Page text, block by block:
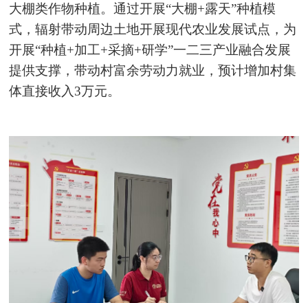
大棚类作物种植。通过开展“大棚+露天”种植模
式，辐射带动周边土地开展现代农业发展试点，为
开展“种植+加工+采摘+研学”一二三产业融合发展
提供支撑，带动村富余劳动力就业，预计增加村集
体直接收入3万元。